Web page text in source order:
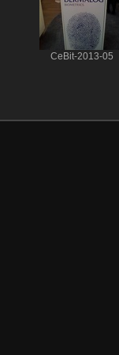
CeBit-2013-05